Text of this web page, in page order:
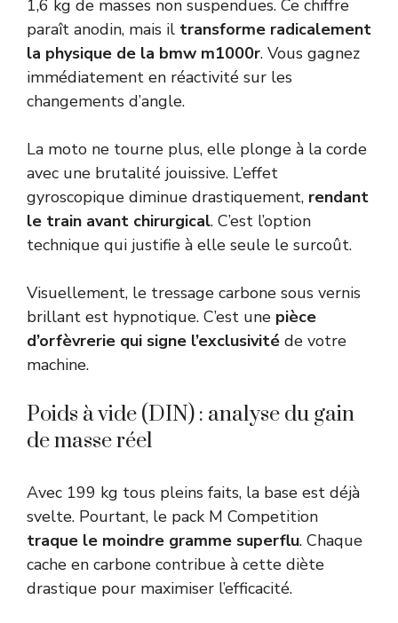
1,6 kg de masses non suspendues. Ce chiffre
paraît anodin, mais il transforme radicalement
la physique de la bmw m1000r. Vous gagnez
immédiatement en réactivité sur les
changements d’angle.
La moto ne tourne plus, elle plonge à la corde
avec une brutalité jouissive. L’effet
gyroscopique diminue drastiquement, rendant
le train avant chirurgical. C’est l’option
technique qui justifie à elle seule le surcoût.
Visuellement, le tressage carbone sous vernis
brillant est hypnotique. C’est une pièce
d’orfèvrerie qui signe l’exclusivité de votre
machine.
Poids à vide (DIN) : analyse du gain
de masse réel
Avec 199 kg tous pleins faits, la base est déjà
svelte. Pourtant, le pack M Competition
traque le moindre gramme superflu. Chaque
cache en carbone contribue à cette diète
drastique pour maximiser l’efficacité.